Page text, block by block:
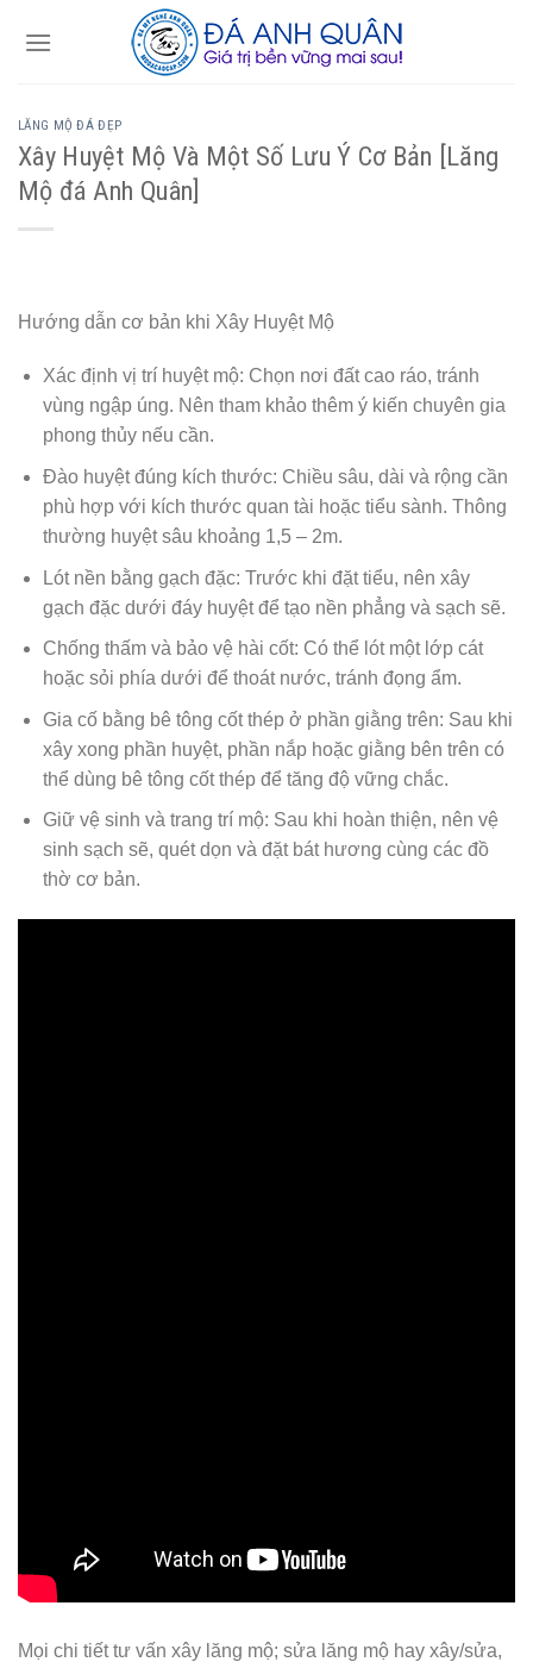
LĂNG MỘ ĐÁ ĐẸP
Xây Huyệt Mộ Và Một Số Lưu Ý Cơ Bản [Lăng
Mộ đá Anh Quân]
Hướng dẫn cơ bản khi Xây Huyệt Mộ
Xác định vị trí huyệt mộ: Chọn nơi đất cao ráo, tránh
vùng ngập úng. Nên tham khảo thêm ý kiến chuyên gia
phong thủy nếu cần.
Đào huyệt đúng kích thước: Chiều sâu, dài và rộng cần
phù hợp với kích thước quan tài hoặc tiểu sành. Thông
thường huyệt sâu khoảng 1,5 – 2m.
Lót nền bằng gạch đặc: Trước khi đặt tiểu, nên xây
gạch đặc dưới đáy huyệt để tạo nền phẳng và sạch sẽ.
Chống thấm và bảo vệ hài cốt: Có thể lót một lớp cát
hoặc sỏi phía dưới để thoát nước, tránh đọng ẩm.
Gia cố bằng bê tông cốt thép ở phần giằng trên: Sau khi
xây xong phần huyệt, phần nắp hoặc giằng bên trên có
thể dùng bê tông cốt thép để tăng độ vững chắc.
Giữ vệ sinh và trang trí mộ: Sau khi hoàn thiện, nên vệ
sinh sạch sẽ, quét dọn và đặt bát hương cùng các đồ
thờ cơ bản.
Mọi chi tiết tư vấn xây lăng mộ; sửa lăng mộ hay xây/sửa,